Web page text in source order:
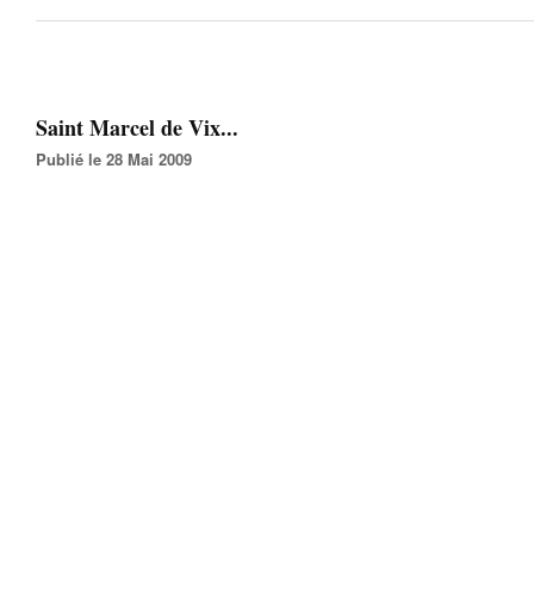
Saint Marcel de Vix...
Publié le 28 Mai 2009